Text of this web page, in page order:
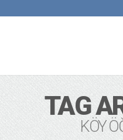
TAG
KÖY